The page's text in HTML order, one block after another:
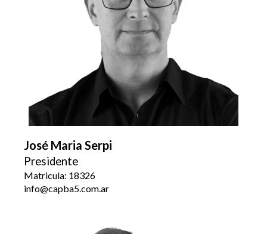
José Maria Serpi
Presidente
Matricula: 18326
info@capba5.com.ar